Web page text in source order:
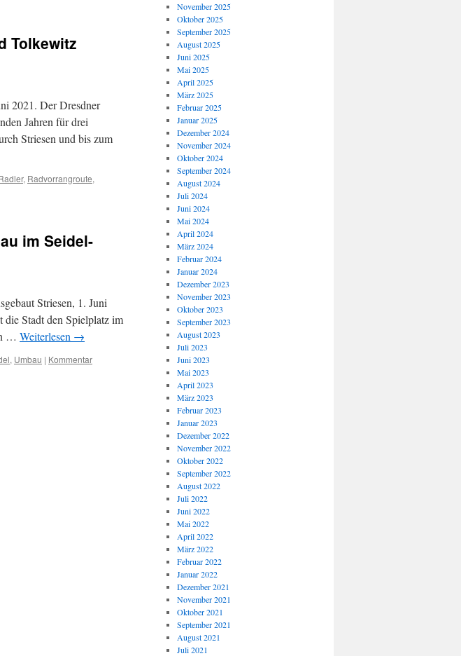
Tolkewitz
2021. Der Dresdner
Jahren für drei
Striesen und bis zum
, Radvorrangroute,
im Seidel-
Striesen, 1. Juni
die Stadt den Spielplatz im
… Weiterlesen →
, Umbau | Kommentar
November 2025
Oktober 2025
September 2025
August 2025
Juni 2025
Mai 2025
April 2025
März 2025
Februar 2025
Januar 2025
Dezember 2024
November 2024
Oktober 2024
September 2024
August 2024
Juli 2024
Juni 2024
Mai 2024
April 2024
März 2024
Februar 2024
Januar 2024
Dezember 2023
November 2023
Oktober 2023
September 2023
August 2023
Juli 2023
Juni 2023
Mai 2023
April 2023
März 2023
Februar 2023
Januar 2023
Dezember 2022
November 2022
Oktober 2022
September 2022
August 2022
Juli 2022
Juni 2022
Mai 2022
April 2022
März 2022
Februar 2022
Januar 2022
Dezember 2021
November 2021
Oktober 2021
September 2021
August 2021
Juli 2021